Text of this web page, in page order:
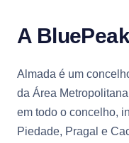
A
Almada é um
da Área
em todo o concelho,
Piedade, Pragal e